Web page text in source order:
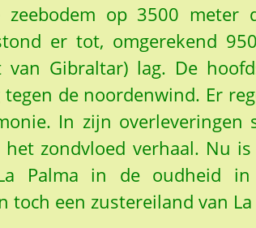
op 3500
er tot, omgerekend
Gibraltar) lag. De
de noordenwind. Er
In zijn
zondvloed verhaal. Nu
Palma in de oudheid in
een zustereiland van La